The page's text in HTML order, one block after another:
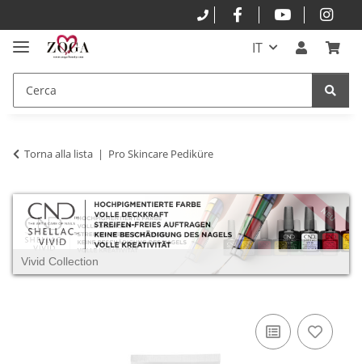
IT
Torna alla lista Pro Skincare Pediküre
Vivid Collection